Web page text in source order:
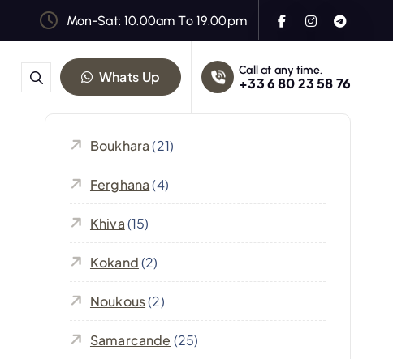
Mon-Sat: 10.00am To 19.00pm
Whats Up Call at any time.
+33 6 80 23 58 76
Boukhara(21)
Ferghana(4)
Khiva(15)
Kokand(2)
Noukous(2)
Samarcande (25)